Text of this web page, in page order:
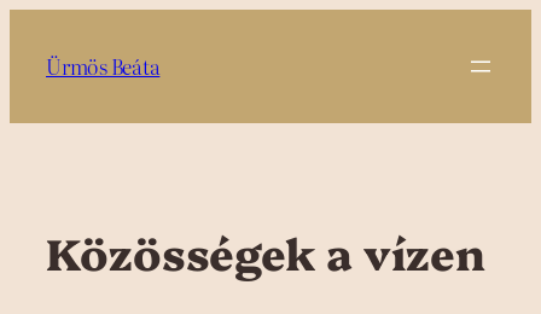
tartalomhoz
Ürmös Beáta
Közösségek a vízen